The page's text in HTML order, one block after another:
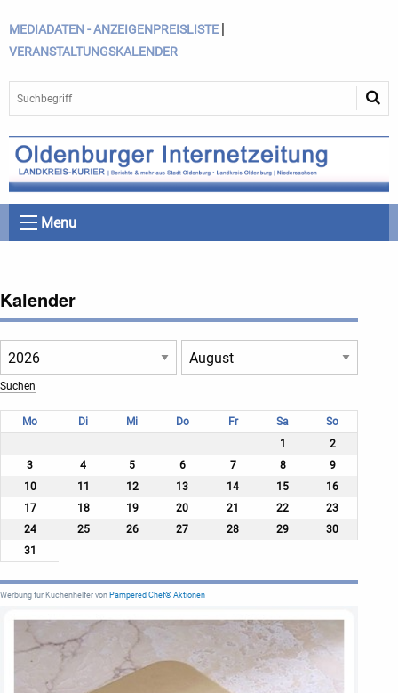
MEDIADATEN - ANZEIGENPREISLISTE |
VERANSTALTUNGSKALENDER
Menu
Kalender
Mo Di Mi Do Fr Sa
So
1
2
3
4 5 6 7 8
9
10
11 12 13 14 15
16
17
18 19 20 21 22
23
24
25 26 27 28 29
30
31
Werbung für Küchenhelfer von Pampered Chef® Aktionen